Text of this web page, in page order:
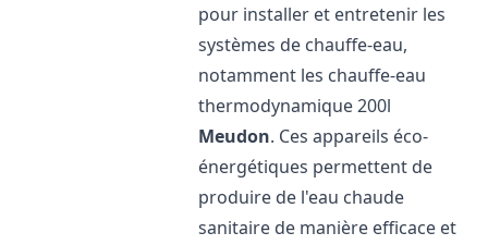
pour installer et entretenir les
systèmes de chauffe-eau,
notamment les chauffe-eau
thermodynamique 200l
Meudon. Ces appareils éco-
énergétiques permettent de
produire de l'eau chaude
sanitaire de manière efficace et